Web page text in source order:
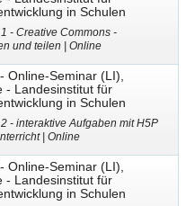
in Schulen
- Creative Commons -
und teilen | Online
- Online-Seminar (LI),
- Landesinstitut für
in Schulen
- interaktive Aufgaben mit H5P
| Online
- Online-Seminar (LI),
- Landesinstitut für
in Schulen